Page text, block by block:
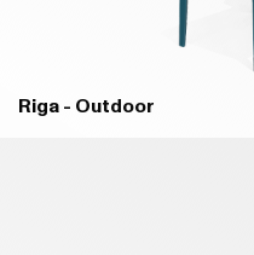
Riga - Outdoor